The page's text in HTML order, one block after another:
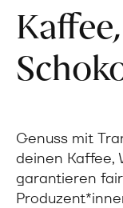
Genuss mit
deinen Kaffee,
garantieren